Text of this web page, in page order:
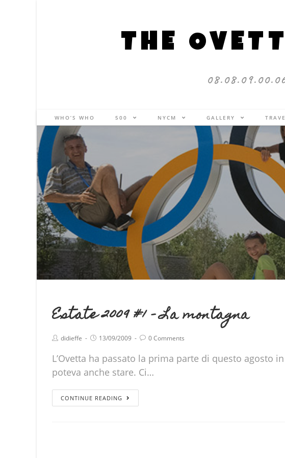
THE
WHO’S WHO 500 NYCM GALLERY
Estate 2009 #1 – La montagna
didieffe 13/09/2009 0 Comments
L’Ovetta ha passato la prima parte di questo agosto
poteva anche stare. Ci…
CONTINUE READING